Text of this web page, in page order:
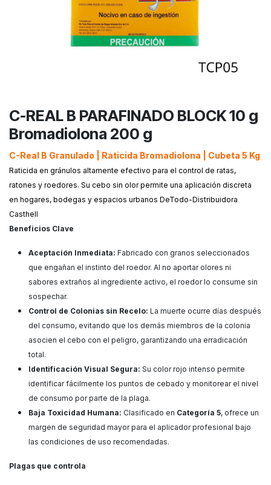
C-REAL B PARAFINADO BLOCK 10 g
Bromadiolona 200 g
C-Real B Granulado | Raticida Bromadiolona | Cubeta 5 Kg
Raticida en gránulos altamente efectivo para el control de ratas,
ratones y roedores. Su cebo sin olor permite una aplicación discreta
en hogares, bodegas y espacios urbanos DeTodo-Distribuidora
Casthell
Beneficios Clave
Aceptación Inmediata: Fabricado con granos seleccionados
que engañan el instinto del roedor. Al no aportar olores ni
sabores extraños al ingrediente activo, el roedor lo consume sin
sospechar.
Control de Colonias sin Recelo: La muerte ocurre días después
del consumo, evitando que los demás miembros de la colonia
asocien el cebo con el peligro, garantizando una erradicación
total.
Identificación Visual Segura: Su color rojo intenso permite
identificar fácilmente los puntos de cebado y monitorear el nivel
de consumo por parte de la plaga.
Baja Toxicidad Humana: Clasificado en Categoría 5, ofrece un
margen de seguridad mayor para el aplicador profesional bajo
las condiciones de uso recomendadas.
Plagas que controla